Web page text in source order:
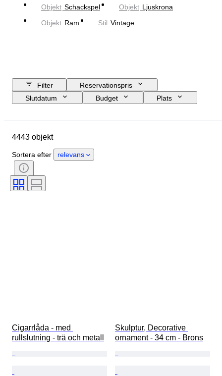
Objekt Schackspel Objekt Ljuskrona
Objekt Ram Stil Vintage
Filter
Reservationspris
Slutdatum
Budget
Plats
Material
Certifiering
Teknik
Signatur
Urverk
Odlingsstil
4443 objekt
Sortera efter relevans
Cigarrlåda - med
rullslutning - trä och metall
Skulptur, Decorative
ornament - 34 cm - Brons